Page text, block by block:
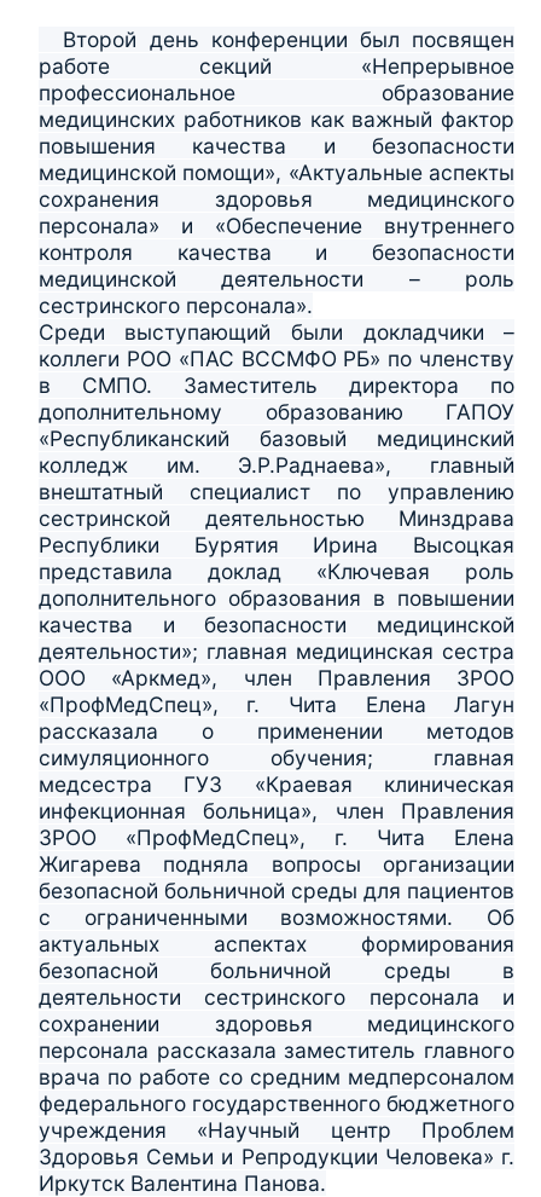
Второй день конференции был посвящен
работе секций «Непрерывное
профессиональное образование
медицинских работников как важный фактор
повышения качества и безопасности
медицинской помощи», «Актуальные аспекты
сохранения здоровья медицинского
персонала» и «Обеспечение внутреннего
контроля качества и безопасности
медицинской деятельности – роль
сестринского персонала».
Среди выступающий были докладчики –
коллеги РОО «ПАС ВССМФО РБ» по членству
в СМПО. Заместитель директора по
дополнительному образованию ГАПОУ
«Республиканский базовый медицинский
колледж им. Э.Р.Раднаева», главный
внештатный специалист по управлению
сестринской деятельностью Минздрава
Республики Бурятия Ирина Высоцкая
представила доклад «Ключевая роль
дополнительного образования в повышении
качества и безопасности медицинской
деятельности»; главная медицинская сестра
ООО «Аркмед», член Правления ЗРОО
«ПрофМедСпец», г. Чита Елена Лагун
рассказала о применении методов
симуляционного обучения; главная
медсестра ГУЗ «Краевая клиническая
инфекционная больница», член Правления
ЗРОО «ПрофМедСпец», г. Чита Елена
Жигарева подняла вопросы организации
безопасной больничной среды для пациентов
с ограниченными возможностями. Об
актуальных аспектах формирования
безопасной больничной среды в
деятельности сестринского персонала и
сохранении здоровья медицинского
персонала рассказала заместитель главного
врача по работе со средним медперсоналом
федерального государственного бюджетного
учреждения «Научный центр Проблем
Здоровья Семьи и Репродукции Человека» г.
Иркутск Валентина Панова.